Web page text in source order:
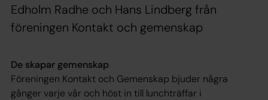
Edholm Radhe och Hans Lindberg från
föreningen Kontakt och gemenskap
De skapar gemenskap
Föreningen Kontakt och Gemenskap bjuder några
gånger varje vår och höst in till lunchträffar i